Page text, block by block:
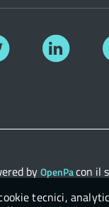
Linkedin
byOpenPacon il
tecnici,